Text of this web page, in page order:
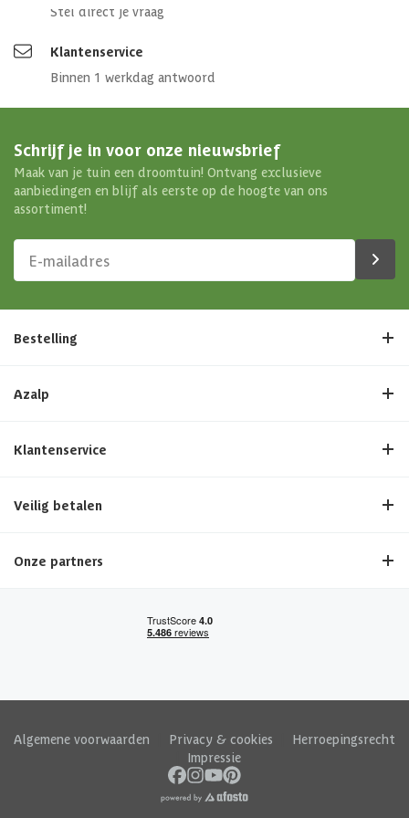
Stel direct je vraag
Klantenservice
Binnen 1 werkdag antwoord
Schrijf je in voor onze nieuwsbrief
Maak van je tuin een droomtuin! Ontvang exclusieve
aanbiedingen en blijf als eerste op de hoogte van ons
assortiment!
Bestelling
Azalp
Klantenservice
Veilig betalen
Onze partners
Algemene voorwaarden Privacy & cookies
Herroepingsrecht
Impressie